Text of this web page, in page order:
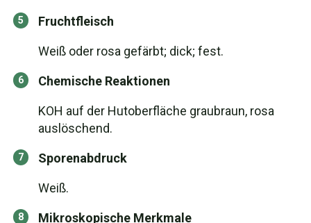
Fruchtfleisch
Weiß oder rosa gefärbt; dick; fest.
Chemische Reaktionen
KOH auf der Hutoberfläche graubraun, rosa
auslöschend.
Sporenabdruck
Weiß.
Mikroskopische Merkmale